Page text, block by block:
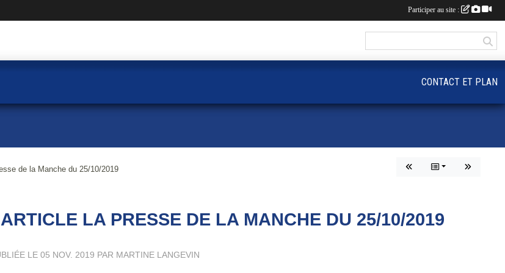
de la Manche du 25/10/2019
LA PRESSE DE LA MANCHE DU 25/10/2019
LE 05 NOV. 2019 PAR MARTINE LANGEVIN
CONTACT ET PLAN
Participer au site :